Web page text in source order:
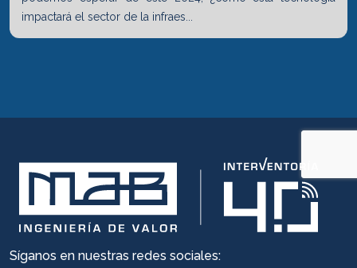
impactará el sector de la infraes...
Síganos en nuestras redes sociales: